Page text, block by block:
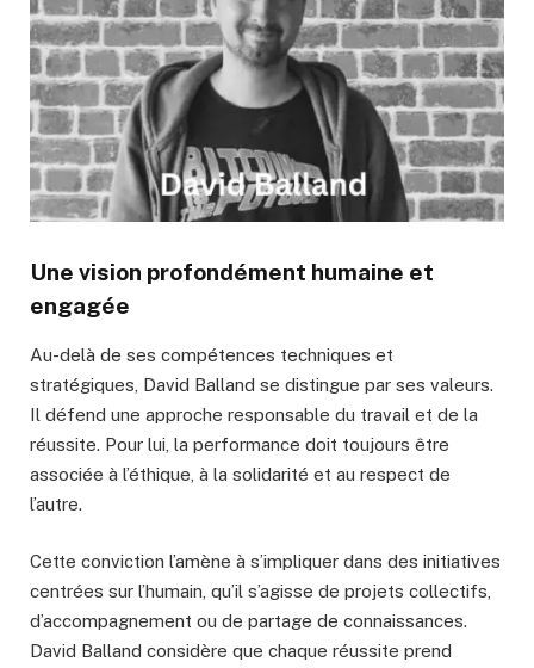
Une vision profondément humaine et
engagée
Au-delà de ses compétences techniques et
stratégiques, David Balland se distingue par ses valeurs.
Il défend une approche responsable du travail et de la
réussite. Pour lui, la performance doit toujours être
associée à l’éthique, à la solidarité et au respect de
l’autre.
Cette conviction l’amène à s’impliquer dans des initiatives
centrées sur l’humain, qu’il s’agisse de projets collectifs,
d’accompagnement ou de partage de connaissances.
David Balland considère que chaque réussite prend